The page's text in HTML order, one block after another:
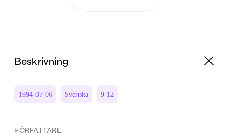
Beskrivning
1994-07-06 Svenska 9-12
FÖRFATTARE